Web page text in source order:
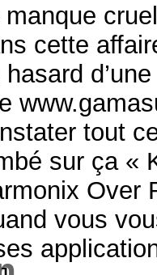
cette
hasard
tout
sur ça «
Over
vous